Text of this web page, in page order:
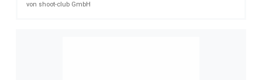
von shoot-club GmbH